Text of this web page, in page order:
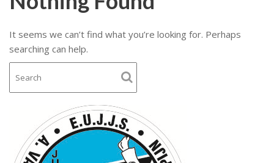
It seems we can’t find what you’re looking for. Perhaps
searching can help.